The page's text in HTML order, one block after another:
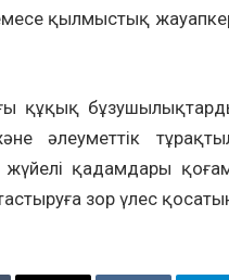
қылмыстық
құқық
әлеуметтік
қадамдары
зор үлес